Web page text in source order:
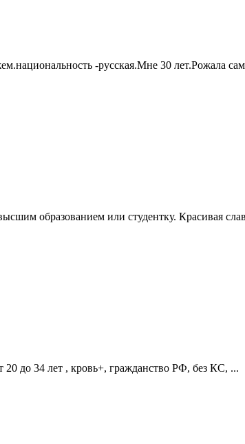
-русская.Мне 30 лет.Рожала
образованием или студентку. Красивая
до 34 лет , кровь+, гражданство РФ, без КС, ...